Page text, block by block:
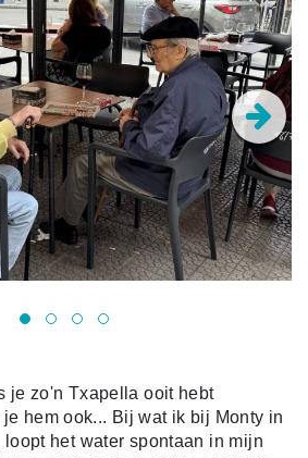
je zo'n Txapella ooit hebt
hem ook... Bij wat ik bij Monty in
het water spontaan in mijn